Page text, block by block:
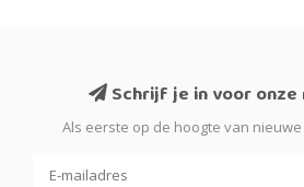
Schrijf je in voor onze
Als eerste op de hoogte van